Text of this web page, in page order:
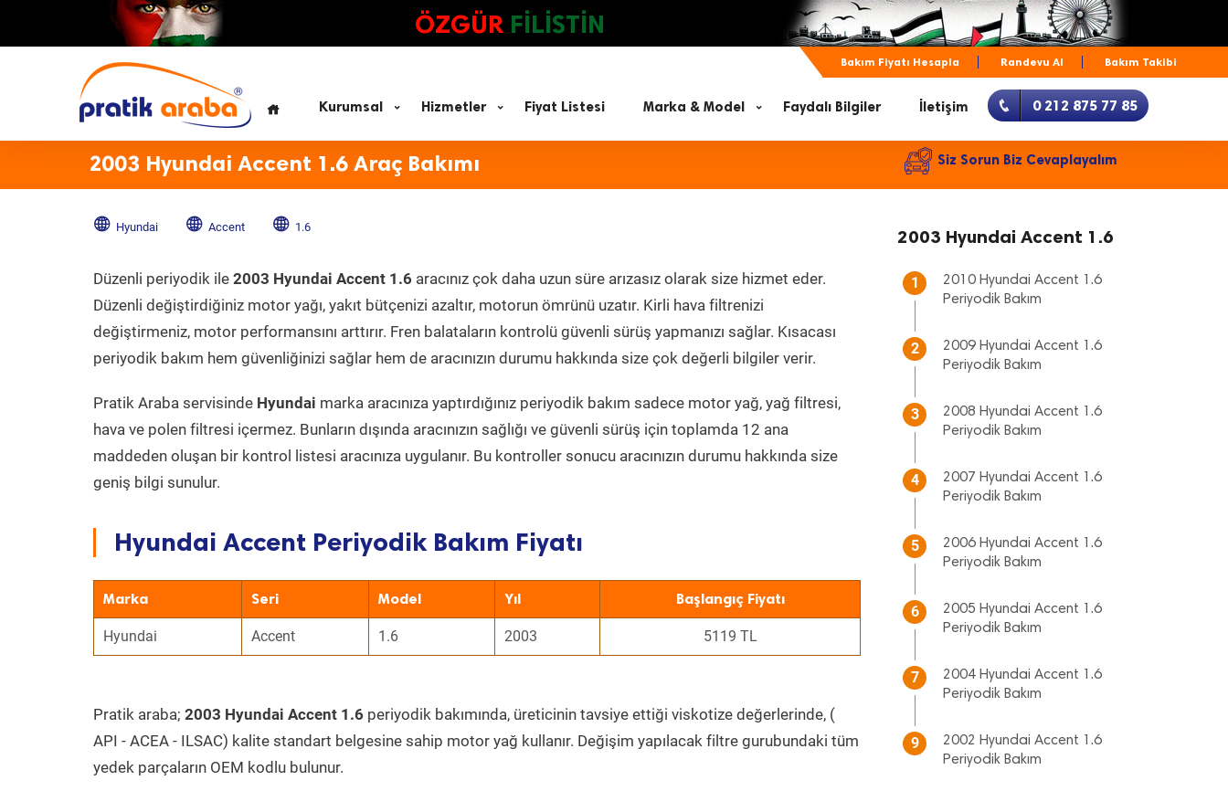
ÖZGÜR FİLİSTİN
Bakım Fiyatı Hesapla Randevu Al Bakım Takibi
Kurumsal Hizmetler Fiyat Listesi Marka & Model Faydalı Bilgiler İletişim 0 212 875 77 85
2003 Hyundai Accent 1.6 Araç Bakımı Siz Sorun Biz Cevaplayalım
Hyundai Accent 1.6
Düzenli periyodik ile 2003 Hyundai Accent 1.6 aracınız çok daha uzun süre arızasız olarak size hizmet eder.
Düzenli değiştirdiğiniz motor yağı, yakıt bütçenizi azaltır, motorun ömrünü uzatır. Kirli hava filtrenizi
değiştirmeniz, motor performansını arttırır. Fren balataların kontrolü güvenli sürüş yapmanızı sağlar. Kısacası
periyodik bakım hem güvenliğinizi sağlar hem de aracınızın durumu hakkında size çok değerli bilgiler verir.
Pratik Araba servisinde Hyundai marka aracınıza yaptırdığınız periyodik bakım sadece motor yağ, yağ filtresi,
hava ve polen filtresi içermez. Bunların dışında aracınızın sağlığı ve güvenli sürüş için toplamda 12 ana
maddeden oluşan bir kontrol listesi aracınıza uygulanır. Bu kontroller sonucu aracınızın durumu hakkında size
geniş bilgi sunulur.
Hyundai Accent Periyodik Bakım Fiyatı
Marka Seri Model Yıl Başlangıç Fiyatı
Hyundai Accent 1.6 2003 5119 TL
Pratik araba; 2003 Hyundai Accent 1.6 periyodik bakımında, üreticinin tavsiye ettiği viskotize değerlerinde, (
API - ACEA - ILSAC) kalite standart belgesine sahip motor yağ kullanır. Değişim yapılacak filtre gurubundaki tüm
yedek parçaların OEM kodlu bulunur.
2003 Hyundai Accent 1.6
1
2010 Hyundai Accent 1.6
Periyodik Bakım
2
2009 Hyundai Accent 1.6
Periyodik Bakım
3
2008 Hyundai Accent 1.6
Periyodik Bakım
4
2007 Hyundai Accent 1.6
Periyodik Bakım
5
2006 Hyundai Accent 1.6
Periyodik Bakım
6
2005 Hyundai Accent 1.6
Periyodik Bakım
7
2004 Hyundai Accent 1.6
Periyodik Bakım
9
2002 Hyundai Accent 1.6
Periyodik Bakım